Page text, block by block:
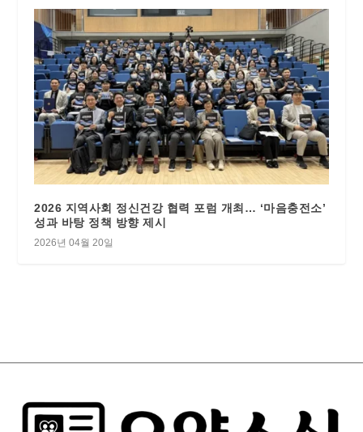
2026 지역사회 정신건강 협력 포럼 개최… ‘마음충전소’
성과 바탕 정책 방향 제시
2026년 04월 20일